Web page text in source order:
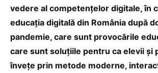
vedere al competențelor digitale, în
educația digitală din România după
pandemie, care sunt provocările
care sunt soluțiile pentru ca elevii și
învețe prin metode moderne,